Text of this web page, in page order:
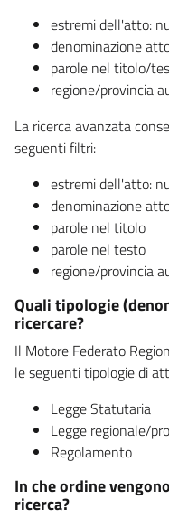
estremi dell'atto:
denominazione
parole nel titolo/
regione/provincia
La ricerca avanzata
seguenti filtri:
estremi dell'atto:
denominazione
parole nel titolo
parole nel testo
regione/provincia
Quali tipologie
ricercare?
Il Motore Federato
le seguenti tipologie di
Legge Statutaria
Legge regionale/
Regolamento
In che ordine
ricerca?